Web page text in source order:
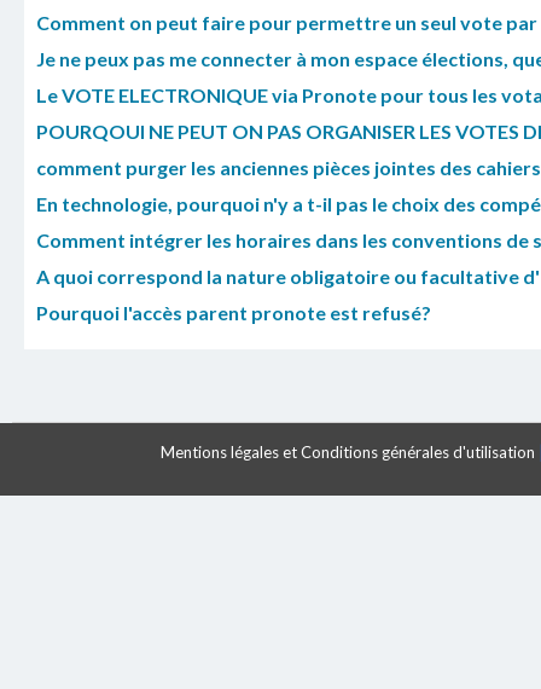
Comment on peut faire pour permettre un seul vote par
Je ne peux pas me connecter à mon espace élections,
Le VOTE ELECTRONIQUE via Pronote pour tous les
POURQOUI NE PEUT ON PAS ORGANISER LES VOTES
comment purger les anciennes pièces jointes des
En technologie, pourquoi n'y a t-il pas le choix des
Comment intégrer les horaires dans les conventions de
A quoi correspond la nature obligatoire ou facultative
Pourquoi l'accès parent pronote est refusé?
Mentions légales et Conditions générales d'utilisation